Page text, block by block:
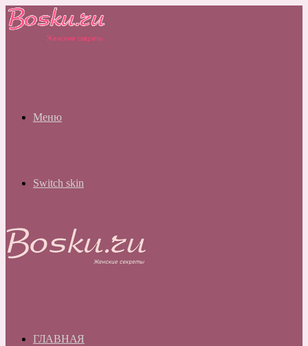
Меню
Switch skin
ГЛАВНАЯ